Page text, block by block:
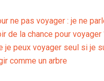
ne pas voyager : je ne
de la chance pour voyager
je peux voyager seul si je
comme un arbre